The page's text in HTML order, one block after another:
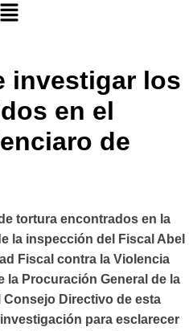
investigar los
en el
de
tortura encontrados en la
la inspección del Fiscal Abel
Fiscal contra la Violencia
la Procuración General de la
Consejo Directivo de esta
para esclarecer